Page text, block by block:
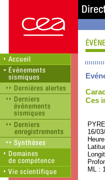
Ces
16/
ML :